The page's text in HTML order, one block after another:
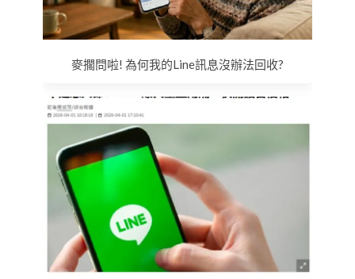
麥擱問啦! 為何我的Line訊息沒辦法回收?